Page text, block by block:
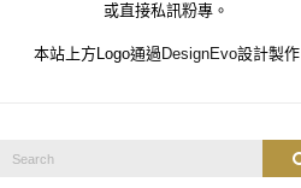
或直接私訊粉專。
本站上方Logo通過 DesignEvo設計製作
Search